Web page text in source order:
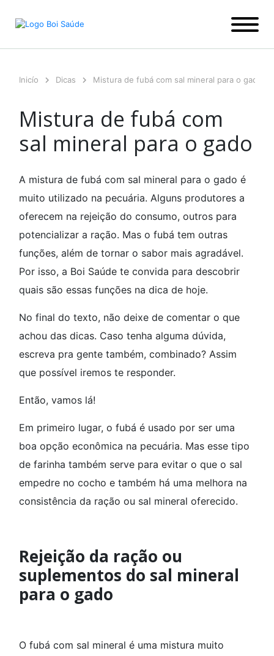
para
Inicío Dicas Mistura de fubá com sal mineral para o gado
Mistura de fubá com
sal mineral para o gado
A mistura de fubá com sal mineral para o gado é
muito utilizado na pecuária. Alguns produtores a
oferecem na rejeição do consumo, outros para
potencializar a ração. Mas o fubá tem outras
funções, além de tornar o sabor mais agradável.
Por isso, a Boi Saúde te convida para descobrir
quais são essas funções na dica de hoje.
No final do texto, não deixe de comentar o que
achou das dicas. Caso tenha alguma dúvida,
escreva pra gente também, combinado? Assim
que possível iremos te responder.
Então, vamos lá!
Em primeiro lugar, o fubá é usado por ser uma
boa opção econômica na pecuária. Mas esse tipo
de farinha também serve para evitar o que o sal
empedre no cocho e também há uma melhora na
consistência da ração ou sal mineral oferecido.
Rejeição da ração ou
suplementos do sal mineral
para o gado
O fubá com sal mineral é uma mistura muito